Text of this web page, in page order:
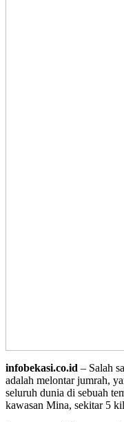
infobekasi.co.id – Salah
adalah melontar jumrah,
seluruh dunia di sebuah
kawasan Mina, sekitar 5